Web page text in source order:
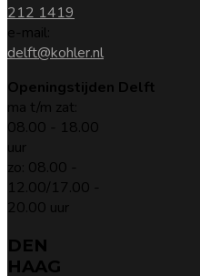
212 1419
e-mail:
delft@kohler.nl
Openingstijden Delft
ma t/m zat:
08.00 - 18.00
uur
zo: 08.00 -
12.00/17.00 -
20.00 uur
DEN
HAAG